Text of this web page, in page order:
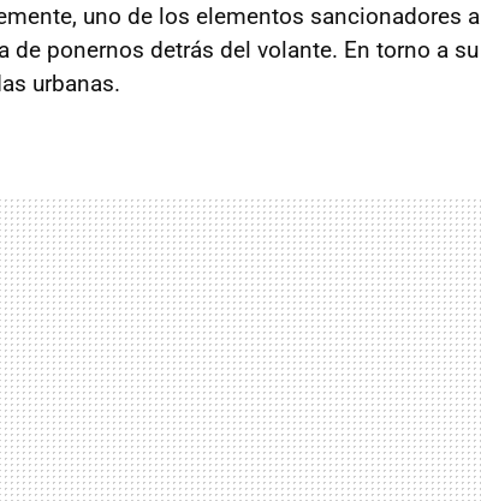
uno de los elementos sancionadores a
de ponernos detrás del volante. En torno a su
urbanas.